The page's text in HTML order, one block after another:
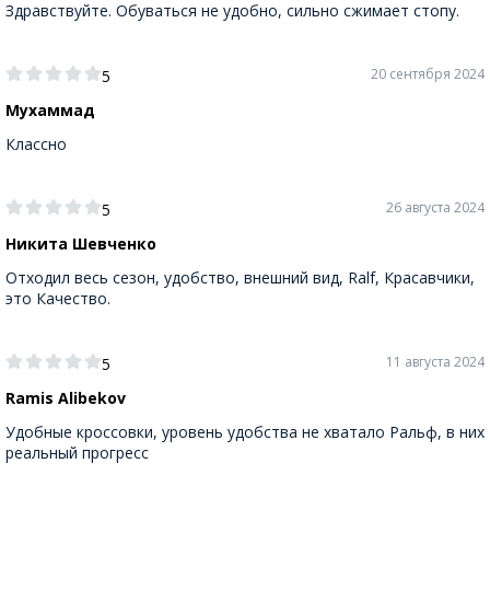
Здравствуйте. Обуваться не удобно, сильно сжимает стопу.
5
Мухаммад
20 сентября 2024
Классно
5
Никита Шевченко
26 августа 2024
Отходил весь сезон, удобство, внешний вид, Ralf, Красавчики,
это Качество.
5
Ramis Alibekov
11 августа 2024
Удобные кроссовки, уровень удобства не хватало Ральф, в них
реальный прогресс